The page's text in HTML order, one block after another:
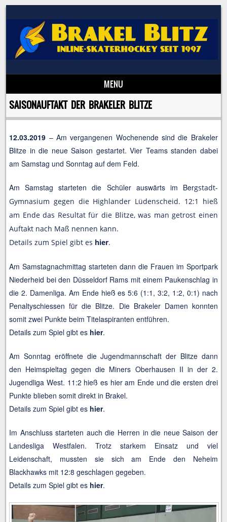
MENU
Skip to content
SAISONAUFTAKT DER BRAKELER BLITZE
12.03.2019 – Am vergangenen Wochenende sind die Brakeler
Blitze in die neue Saison gestartet. Vier Teams standen dabei
am Samstag und Sonntag auf dem Feld.
Am Samstag starteten die Schüler auswärts im Bergstadt-
Gymnasium gegen die Highlander Lüdenscheid. 12:1 hieß
am Ende das Resultat für die Blitze, was man getrost einen
Auftakt nach Maß nennen kann.
Details zum Spiel gibt es hier.
Am Samstagnachmittag starteten dann die Frauen im Sportpark
Niederheid bei den Düsseldorf Rams mit einem Paukenschlag in
die 2. Damenliga. Am Ende hieß es 5:6 (1:1 ,3:2, 1:2, 0:1) nach
Penaltyschiessen für die Blitze. Die Brakeler Damen konnten
somit zwei Punkte beim Titelaspiranten entführen.
Details zum Spiel gibt es hier.
Am Sonntag eröffnete die Jugendmannschaft der Blitze dann
den Heimspieltag gegen die Miners Oberhausen II in der 2.
Jugendliga West. 11:2 hieß es hier am Ende und die ersten drei
Punkte blieben somit direkt in Brakel.
Details zum Spiel gibt es hier.
Im Anschluss starteten auch die Herren in die neue Saison der
Landesliga Westfalen. Trotz starkem Einsatz und viel
Leidenschaft, mussten sie sich am Ende den Neheim
Blackhawks mit 12:8 geschlagen gegeben.
Details zum Spiel gibt es hier.